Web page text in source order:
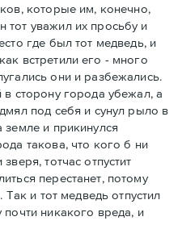
которые им, конечно,
уважил их просьбу и
где был тот медведь, и
встретили его - много
они и разбежались.
сторону города убежал, а
под себя и сунул рыло в
земле и прикинулся
такова, что кого б ни
тотчас отпустит
перестанет, потому
Так и тот медведь отпустил
почти никакого вреда, и